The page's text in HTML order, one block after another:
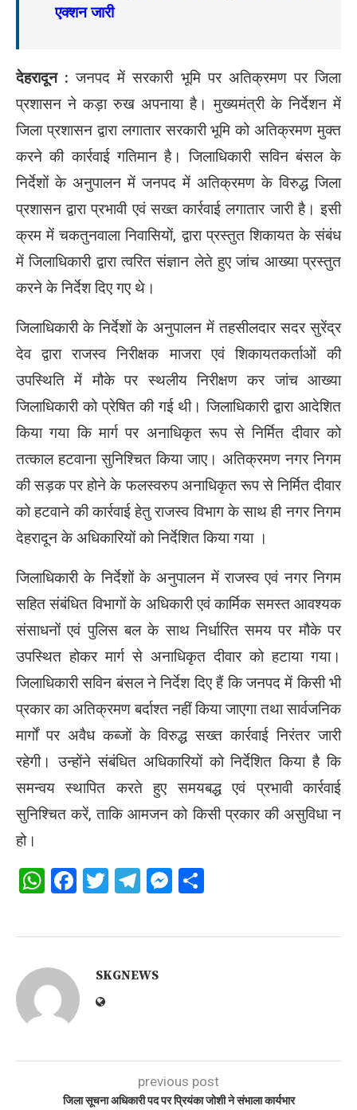
एक्शन जारी
देहरादून : जनपद में सरकारी भूमि पर अतिक्रमण पर जिला
प्रशासन ने कड़ा रुख अपनाया है। मुख्यमंत्री के निर्देशन में
जिला प्रशासन द्वारा लगातार सरकारी भूमि को अतिक्रमण मुक्त
करने की कार्रवाई गतिमान है। जिलाधिकारी सविन बंसल के
निर्देशों के अनुपालन में जनपद में अतिक्रमण के विरुद्ध जिला
प्रशासन द्वारा प्रभावी एवं सख्त कार्रवाई लगातार जारी है। इसी
क्रम में चकतुनवाला निवासियों, द्वारा प्रस्तुत शिकायत के संबंध
में जिलाधिकारी द्वारा त्वरित संज्ञान लेते हुए जांच आख्या प्रस्तुत
करने के निर्देश दिए गए थे।
जिलाधिकारी के निर्देशों के अनुपालन में तहसीलदार सदर सुरेंद्र
देव द्वारा राजस्व निरीक्षक माजरा एवं शिकायतकर्ताओं की
उपस्थिति में मौके पर स्थलीय निरीक्षण कर जांच आख्या
जिलाधिकारी को प्रेषित की गई थी। जिलाधिकारी द्वारा आदेशित
किया गया कि मार्ग पर अनाधिकृत रूप से निर्मित दीवार को
तत्काल हटवाना सुनिश्चित किया जाए। अतिक्रमण नगर निगम
की सड़क पर होने के फलस्वरुप अनाधिकृत रूप से निर्मित दीवार
को हटवाने की कार्रवाई हेतु राजस्व विभाग के साथ ही नगर निगम
देहरादून के अधिकारियों को निर्देशित किया गया ।
जिलाधिकारी के निर्देशों के अनुपालन में राजस्व एवं नगर निगम
सहित संबंधित विभागों के अधिकारी एवं कार्मिक समस्त आवश्यक
संसाधनों एवं पुलिस बल के साथ निर्धारित समय पर मौके पर
उपस्थित होकर मार्ग से अनाधिकृत दीवार को हटाया गया।
जिलाधिकारी सविन बंसल ने निर्देश दिए हैं कि जनपद में किसी भी
प्रकार का अतिक्रमण बर्दाश्त नहीं किया जाएगा तथा सार्वजनिक
मार्गों पर अवैध कब्जों के विरुद्ध सख्त कार्रवाई निरंतर जारी
रहेगी। उन्होंने संबंधित अधिकारियों को निर्देशित किया है कि
समन्वय स्थापित करते हुए समयबद्ध एवं प्रभावी कार्रवाई
सुनिश्चित करें, ताकि आमजन को किसी प्रकार की असुविधा न
हो।
WhatsApp
Facebook
Twitter
Telegram
Messenger
SKGNEWS
previous post
जिला सूचना अधिकारी पद पर प्रियंका जोशी ने संभाला कार्यभार